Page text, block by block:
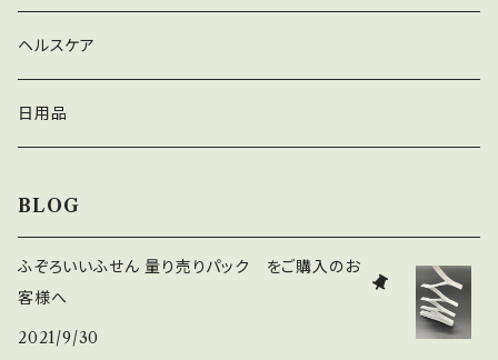
ノート・手帳
付せん紙
ヘルスケア
日用品
BLOG
ふぞろいいふせん 量り売りパック をご購入のお
客様へ
2021/9/30